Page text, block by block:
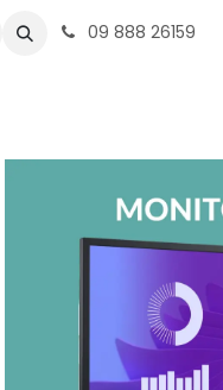
09 888 26159